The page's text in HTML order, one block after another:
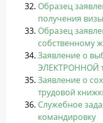
Образец
получения визы
Образец
собственному
Заявление о
ЭЛЕКТРОННОЙ
Заявление о
трудовой
Служебное
командировку